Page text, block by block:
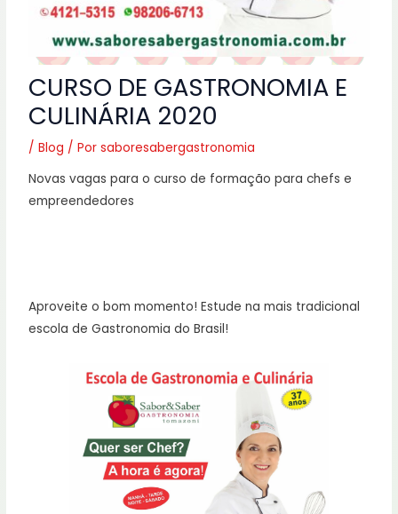
CURSO DE GASTRONOMIA E
CULINÁRIA 2020
/Blog / Porsaboresabergastronomia
Novas vagas para o curso de formação para chefs e
empreendedores
Aproveite o bom momento! Estude na mais tradicional
escola de Gastronomia do Brasil!